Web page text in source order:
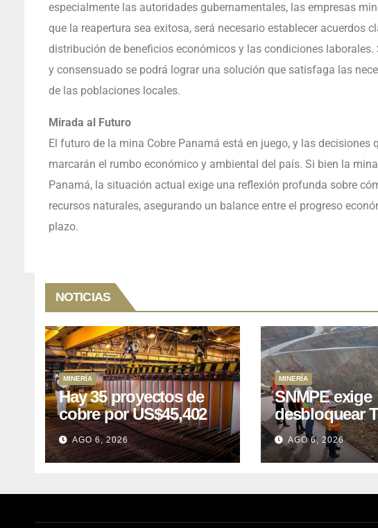
especialmente las autoridades gubernamentales, las empresas
que la reapertura sea exitosa, será necesario establecer acuerdos
distribución de beneficios económicos y las condiciones
y consensuado se podrá lograr una solución que satisfaga las
de las poblaciones locales.
Mirada al Futuro
El futuro de la mina Cobre Panamá está en juego, y las decisiones
marcarán el rumbo económico y ambiental del país. Si bien la
Panamá, la situación actual exige una reflexión profunda sobre
recursos naturales, asegurando un balance entre el progreso
plazo.
NOTICIAS
MINERÍA
Hay 35 proyectos de
cobre por US$45,402
millones que Perú
puede aprovechar
AGO 6, 2026
MINERÍA
SNMPE exige
desbloquear
el proyecto de
US$1.400M
lleva 15 años
AGO 6, 2026